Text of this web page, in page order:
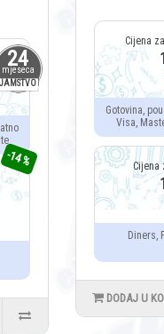
24
mjeseca
JAMSTVO
-14 %
Gotovina,
Visa,
Diners,
DODAJ U